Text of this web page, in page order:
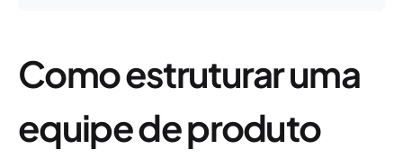
Como estruturar uma
equipe de produto